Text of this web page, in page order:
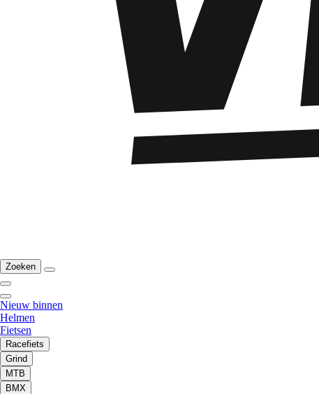
Zoeken
Nieuw binnen
Helmen
Fietsen
Racefiets
Grind
MTB
BMX